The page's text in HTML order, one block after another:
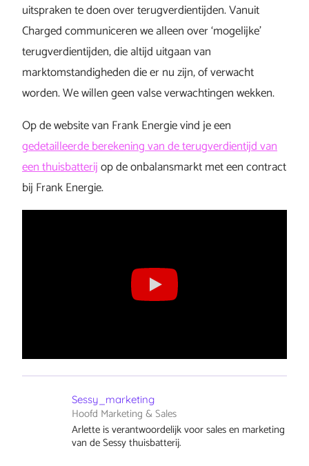
uitspraken te doen over terugverdientijden. Vanuit
Charged communiceren we alleen over ‘mogelijke’
terugverdientijden, die altijd uitgaan van
marktomstandigheden die er nu zijn, of verwacht
worden. We willen geen valse verwachtingen wekken.
Op de website van Frank Energie vind je een
gedetailleerde berekening van de terugverdientijd van
een thuisbatterijop de onbalansmarkt met een contract
bij Frank Energie.
Sessy_marketing
Hoofd Marketing & Sales
Arlette is verantwoordelijk voor sales en marketing
van de Sessy thuisbatterij.